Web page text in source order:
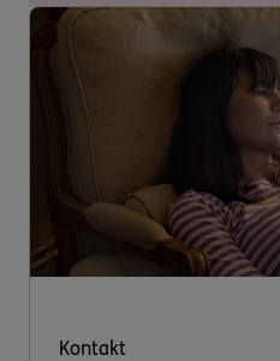
Kontakt